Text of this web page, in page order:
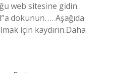
web sitesine gidin.
dokunun. … Aşağıda
için kaydırın.Daha